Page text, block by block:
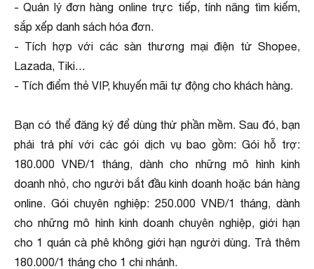
- Quản lý đơn hàng online trực tiếp, tính năng tìm kiếm,
sắp xếp danh sách hóa đơn.
- Tích hợp với các sàn thương mại điện tử Shopee,
Lazada, Tiki…
- Tích điểm thẻ VIP, khuyến mãi tự động cho khách hàng.
Bạn có thể đăng ký để dùng thử phần mềm. Sau đó, bạn
phải trả phí với các gói dịch vụ bao gồm: Gói hỗ trợ:
180.000 VNĐ/1 tháng, dành cho những mô hình kinh
doanh nhỏ, cho người bắt đầu kinh doanh hoặc bán hàng
online. Gói chuyên nghiệp: 250.000 VNĐ/1 tháng, dành
cho những mô hình kinh doanh chuyên nghiệp, giới hạn
cho 1 quán cà phê không giới hạn người dùng. Trả thêm
180.000/1 tháng cho 1 chi nhánh.